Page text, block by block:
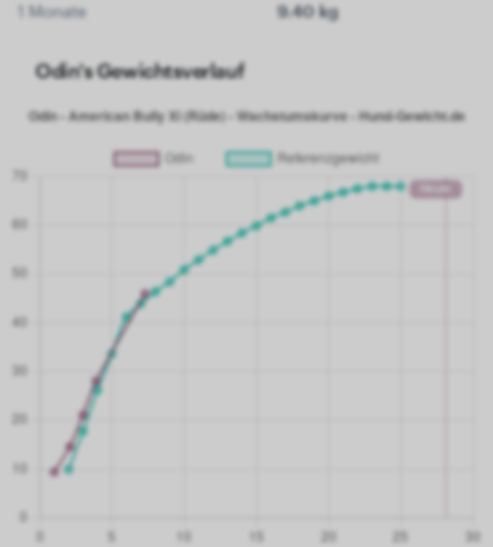
1 Monate 9.40 kg
Odin's Gewichtsverlauf